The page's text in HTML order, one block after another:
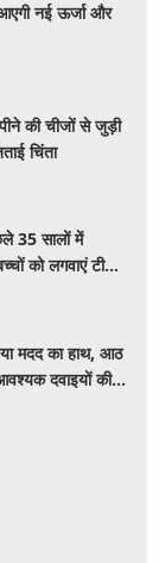
नई ऊर्जा और
की चीजों से जुड़ी
चिंता
35 सालों में
को लगवाएं टीके :
मदद का हाथ, आठ
दवाइयों की